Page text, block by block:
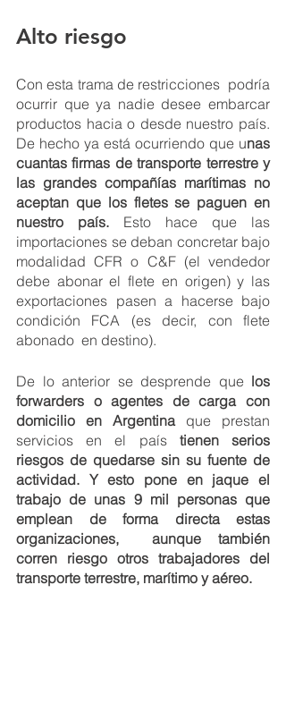
Alto riesgo
Con esta trama de restricciones  podría
ocurrir que ya nadie desee embarcar
productos hacia o desde nuestro país.
De hecho ya está ocurriendo que unas
cuantas firmas de transporte terrestre y
las grandes compañías marítimas no
aceptan que los fletes se paguen en
nuestro país. Esto hace que las
importaciones se deban concretar bajo
modalidad CFR o C&F (el vendedor
debe abonar el flete en origen) y las
exportaciones pasen a hacerse bajo
condición FCA (es decir, con flete
abonado  en destino).
De lo anterior se desprende que los
forwarders o agentes de carga con
domicilio en Argentina que prestan
servicios en el país tienen serios
riesgos de quedarse sin su fuente de
actividad. Y esto pone en jaque el
trabajo de unas 9 mil personas que
emplean de forma directa estas
organizaciones,  aunque también
corren riesgo otros trabajadores del
transporte terrestre, marítimo y aéreo.